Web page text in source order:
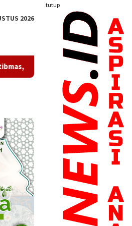
tutup
2026
Peran Aktif Masyarakat Jaga